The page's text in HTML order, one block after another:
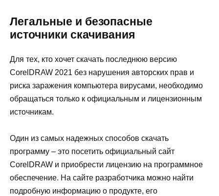
Легальные и безопасные
источники скачивания
Для тех, кто хочет скачать последнюю версию
CorelDRAW 2021 без нарушения авторских прав и
риска заражения компьютера вирусами, необходимо
обращаться только к официальным и лицензионным
источникам.
Один из самых надежных способов скачать
программу – это посетить официальный сайт
CorelDRAW и приобрести лицензию на программное
обеспечение. На сайте разработчика можно найти
подробную информацию о продукте, его